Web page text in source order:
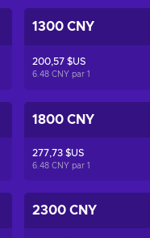
1300 CNY
200,57 $US
6.48 CNY par 1
1800 CNY
277,73 $US
6.48 CNY par 1
2300 CNY